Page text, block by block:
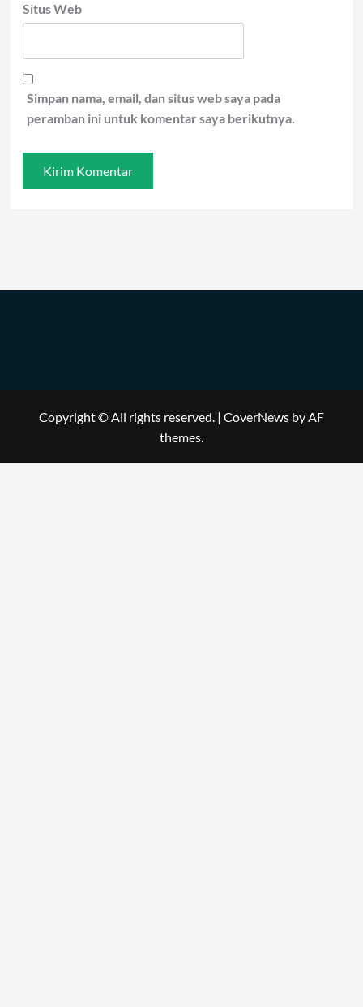
Situs Web
Simpan nama, email, dan situs web saya pada
peramban ini untuk komentar saya berikutnya.
Copyright © All rights reserved. | CoverNews by AF
themes.